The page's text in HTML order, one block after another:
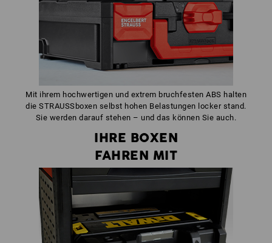
Mit ihrem hochwertigen und extrem bruchfesten ABS halten
die STRAUSSboxen selbst hohen Belastungen locker stand.
Sie werden darauf stehen – und das können Sie auch.
IHRE BOXEN
FAHREN MIT